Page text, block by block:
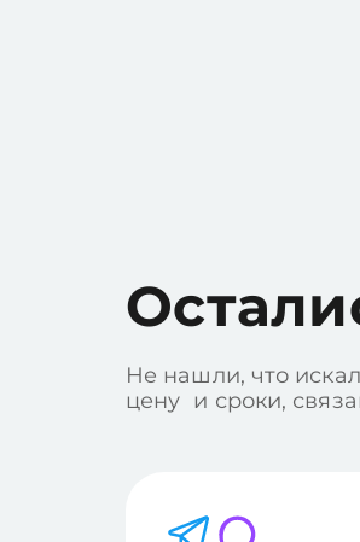
Не нашли, что
цену и сроки,